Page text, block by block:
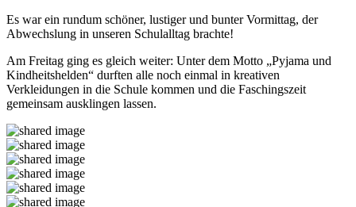
Es war ein rundum schöner, lustiger und bunter Vormittag, der
Abwechslung in unseren Schulalltag brachte!
Am Freitag ging es gleich weiter: Unter dem Motto „Pyjama und
Kindheitshelden“ durften alle noch einmal in kreativen
Verkleidungen in die Schule kommen und die Faschingszeit
gemeinsam ausklingen lassen.